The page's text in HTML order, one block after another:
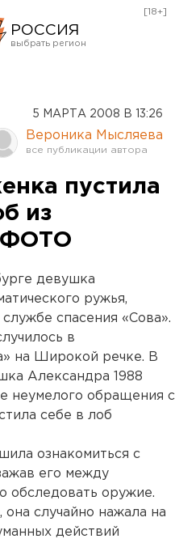
РОССИЯ
Оренбург
[18+]
5 МАРТА 2008 В 13:26
Вероника Мысляева
пустила
из
ФОТО
девушка
ружья,
спасения «Сова».
в
на Широкой речке. В
Александра 1988
неумелого обращения с
себе в лоб
ознакомиться с
его между
обследовать оружие.
случайно нажала на
действий